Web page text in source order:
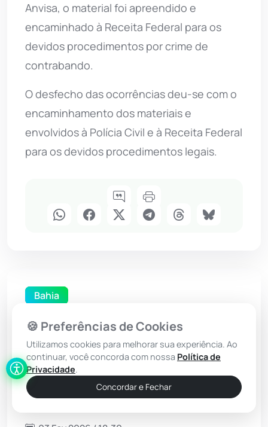
Anvisa, o material foi apreendido e
encaminhado à Receita Federal para os
devidos procedimentos por crime de
contrabando.
O desfecho das ocorrências deu-se com o
encaminhamento dos materiais e
envolvidos à Polícia Civil e à Receita Federal
para os devidos procedimentos legais.
Bahia
Batida termina com três
mortes e três pessoas
gravemente feridas em
Caravelas
🍪 Preferências de Cookies
Utilizamos cookies para melhorar sua experiência. Ao
continuar, você concorda com nossa Política de
Privacidade.
Concordar e Fechar